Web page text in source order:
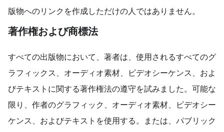
版物へのリンクを作成しただけの人ではありません。
著作権および商標法
すべての出版物において、著者は、使用されるすべてのグ
ラフィックス、オーディオ素材、ビデオシーケンス、およ
びテキストに関する著作権法の遵守を試みました。可能な
限り、作者のグラフィック、オーディオ素材、ビデオシー
ケンス、およびテキストを使用する。または、パブリック